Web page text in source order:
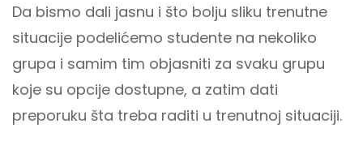
Da bismo dali jasnu i što bolju sliku trenutne
situacije podelićemo studente na nekoliko
grupa i samim tim objasniti za svaku grupu
koje su opcije dostupne, a zatim dati
preporuku šta treba raditi u trenutnoj situaciji.